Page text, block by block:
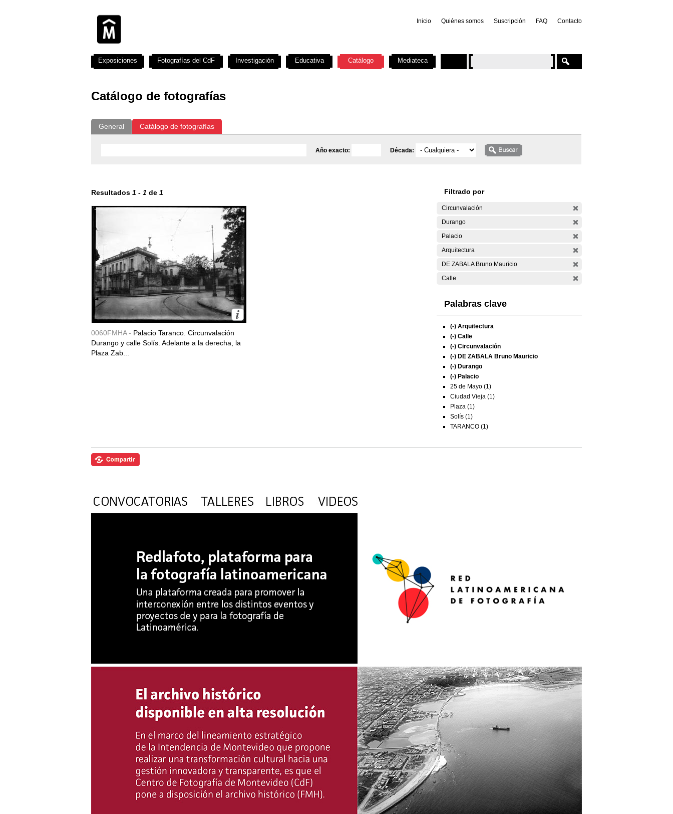
Inicio Quiénes somos Suscripción FAQ Contacto
Catálogo de fotografías
General Catálogo de fotografías
Año exacto: Década:
Resultados 1 - 1 de 1
0060FMHA - Palacio Taranco. Circunvalación
Durango y calle Solís. Adelante a la derecha, la
Plaza Zab...
Filtrado por
Circunvalación
Durango
Palacio
Arquitectura
DE ZABALA Bruno Mauricio
Calle
Palabras clave
(-) Arquitectura
(-) Calle
(-) Circunvalación
(-) DE ZABALA Bruno Mauricio
(-) Durango
(-) Palacio
25 de Mayo (1)
Ciudad Vieja (1)
Plaza (1)
Solís (1)
TARANCO (1)
Exposiciones Fotografías del CdF Investigación Educativa Catálogo Mediateca